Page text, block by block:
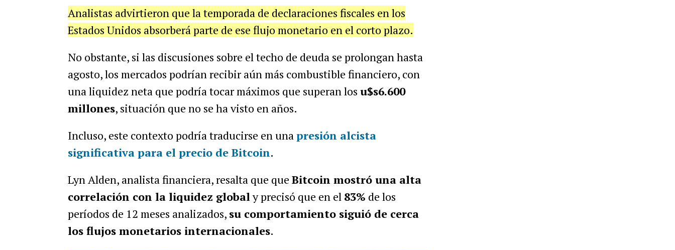
Analistas advirtieron que la temporada de declaraciones fiscales en los
Estados Unidos absorberá parte de ese flujo monetario en el corto plazo.
No obstante, si las discusiones sobre el techo de deuda se prolongan hasta
agosto, los mercados podrían recibir aún más combustible financiero, con
una liquidez neta que podría tocar máximos que superan los u$s6.600
millones, situación que no se ha visto en años.
Incluso, este contexto podría traducirse en unapresión alcista
significativa para el precio de Bitcoin.
Lyn Alden, analista financiera, resalta que que Bitcoin mostró una alta
correlación con la liquidez globaly precisó que en el 83% de los
períodos de 12 meses analizados, su comportamiento siguió de cerca
los flujos monetarios internacionales.